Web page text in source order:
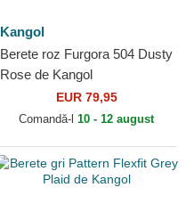
Kangol
Berete roz Furgora 504 Dusty
Rose de Kangol
EUR 79,95
Comandă-l 10 - 12 august